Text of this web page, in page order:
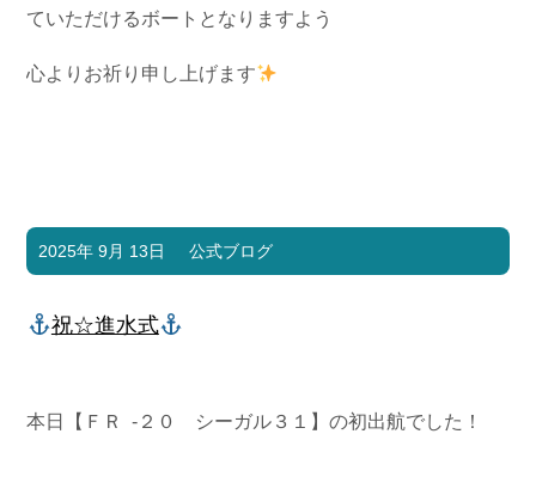
ていただけるボートとなりますよう
心よりお祈り申し上げます
2025年 9月 13日 公式ブログ
祝☆進水式
本日【ＦＲ -２０ シーガル３１】の初出航でした！